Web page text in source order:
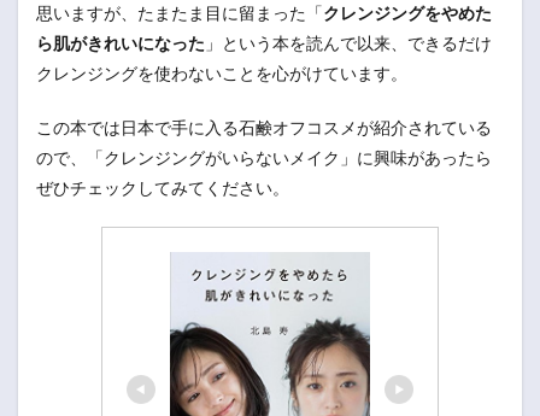
思いますが、たまたま目に留まった「クレンジングをやめた
ら肌がきれいになった 」という本を読んで以来、できるだけ
クレンジングを使わないことを心がけています。
この本では日本で手に入る石鹸オフコスメが紹介されている
ので、「クレンジングがいらないメイク」に興味があったら
ぜひチェックしてみてください。